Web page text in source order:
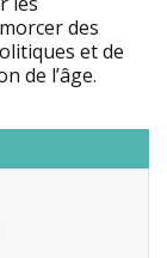
des
et de
de l’âge.